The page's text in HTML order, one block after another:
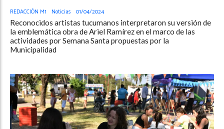
REDACCIÓN M1 Noticias 01/04/2024
Reconocidos artistas tucumanos interpretaron su versión de
la emblemática obra de Ariel Ramírez en el marco de las
actividades por Semana Santa propuestas por la
Municipalidad